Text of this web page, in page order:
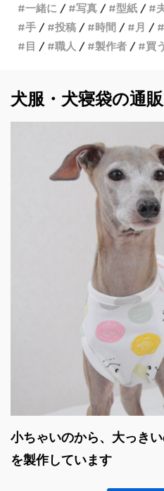
一緒に
写真 型紙
手
投稿 時間 月
目
職人 製作者 買う
犬服・犬寝袋の通販
小ちゃいのから、大っき
を製作しています